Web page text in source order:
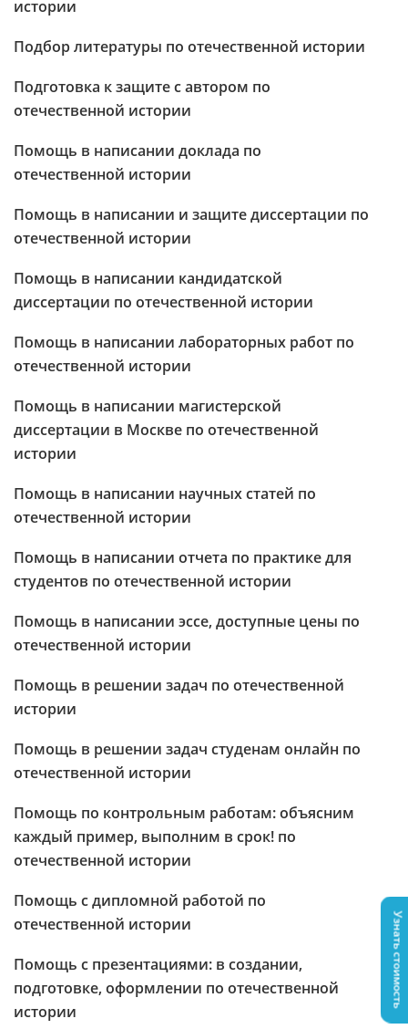
истории
Подбор литературы по отечественной истории
Подготовка к защите с автором по
отечественной истории
Помощь в написании доклада по
отечественной истории
Помощь в написании и защите диссертации по
отечественной истории
Помощь в написании кандидатской
диссертации по отечественной истории
Помощь в написании лабораторных работ по
отечественной истории
Помощь в написании магистерской
диссертации в Москве по отечественной
истории
Помощь в написании научных статей по
отечественной истории
Помощь в написании отчета по практике для
студентов по отечественной истории
Помощь в написании эссе, доступные цены по
отечественной истории
Помощь в решении задач по отечественной
истории
Помощь в решении задач студенам онлайн по
отечественной истории
Помощь по контрольным работам: объясним
каждый пример, выполним в срок! по
отечественной истории
Помощь с дипломной работой по
отечественной истории
Помощь с презентациями: в создании,
подготовке, оформлении по отечественной
истории
Узнать стоимость